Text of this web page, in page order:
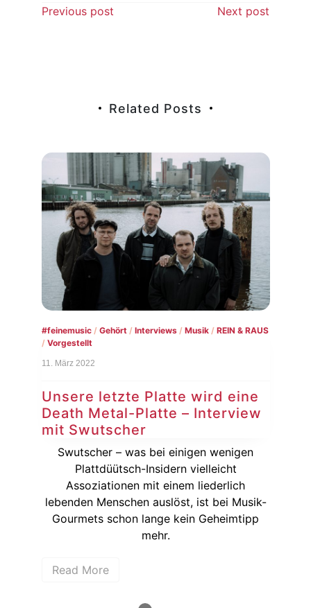
Beitragsnavigation
Previous post Next post
Related Posts
#‎feinemusic‬/ Gehört/ Interviews/ Musik/ REIN & RAUS
/ Vorgestellt
11. März 2022
Unsere letzte Platte wird eine
Death Metal-Platte – Interview
mit Swutscher
Swutscher – was bei einigen wenigen
Plattdüütsch-Insidern vielleicht
Assoziationen mit einem liederlich
lebenden Menschen auslöst, ist bei Musik-
Gourmets schon lange kein Geheimtipp
mehr.
Read More